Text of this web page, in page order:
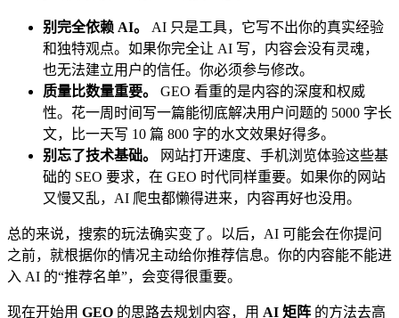
别完全依赖 AI。
AI 只是工具，它写不出你的真实经验
和独特观点。如果你完全让 AI 写，内容会没有灵魂，
也无法建立用户的信任。你必须参与修改。
质量比数量重要。
GEO 看重的是内容的深度和权威
性。花一周时间写一篇能彻底解决用户问题的 5000 字长
文，比一天写 10 篇 800 字的水文效果好得多。
别忘了技术基础。
网站打开速度、手机浏览体验这些基
础的 SEO 要求，在 GEO 时代同样重要。如果你的网站
又慢又乱，AI 爬虫都懒得进来，内容再好也没用。
总的来说，搜索的玩法确实变了。以后，AI 可能会在你提问
之前，就根据你的情况主动给你推荐信息。你的内容能不能进
入 AI 的“推荐名单”，会变得很重要。
现在开始用 GEO 的思路去规划内容，用 AI 矩阵 的方法去高